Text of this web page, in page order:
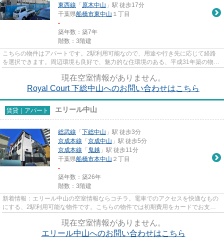
東西線 「 原木中山 」駅 徒歩17分
千葉県船橋市東中山 １丁目
-
築年数：築7年
階数：3階建
こちらの物件はアパートです。2駅利用可能なので、用途や行き先に応じて経路
を選択できます。周辺環境も良好で、魅力的な住環境のある、平成31年築の物件
現在空室情報がありません。
Royal Court 下総中山へのお問い合わせはこちら
賃貸｜アパート エリール中山
総武線 「 下総中山 」駅 徒歩3分
京成本線 「 京成中山 」駅 徒歩5分
京成本線 「 鬼越 」駅 徒歩11分
千葉県船橋市本中山 ２丁目
-
築年数：築26年
階数：3階建
新着情報：エリール中山の空室情報ならコチラ。電車でのアクセスを快適なもの
にする、2駅利用可能な物件です。こちらの物件では初期費用をカードでお支払
現在空室情報がありません。
エリール中山へのお問い合わせはこちら